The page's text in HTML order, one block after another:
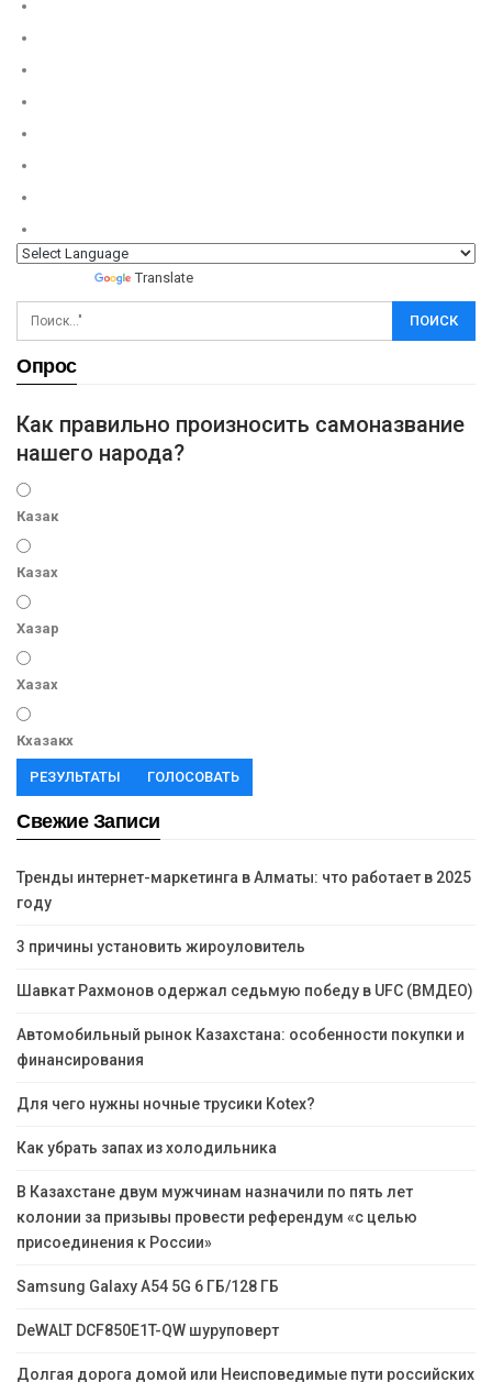
Translate
Опрос
Как правильно произносить самоназвание
нашего народа?
Казак
Казах
Хазар
Хазах
Кхазакх
РЕЗУЛЬТАТЫ ГОЛОСОВАТЬ
Свежие Записи
Тренды интернет-маркетинга в Алматы: что работает в 2025
году
3 причины установить жироуловитель
Шавкат Рахмонов одержал седьмую победу в UFC (ВМДЕО)
Автомобильный рынок Казахстана: особенности покупки и
финансирования
Для чего нужны ночные трусики Kotex?
Как убрать запах из холодильника
В Казахстане двум мужчинам назначили по пять лет
колонии за призывы провести референдум «с целью
присоединения к России»
Samsung Galaxy A54 5G 6 ГБ/128 ГБ
DeWALT DCF850E1T-QW шуруповерт
Долгая дорога домой или Неисповедимые пути российских